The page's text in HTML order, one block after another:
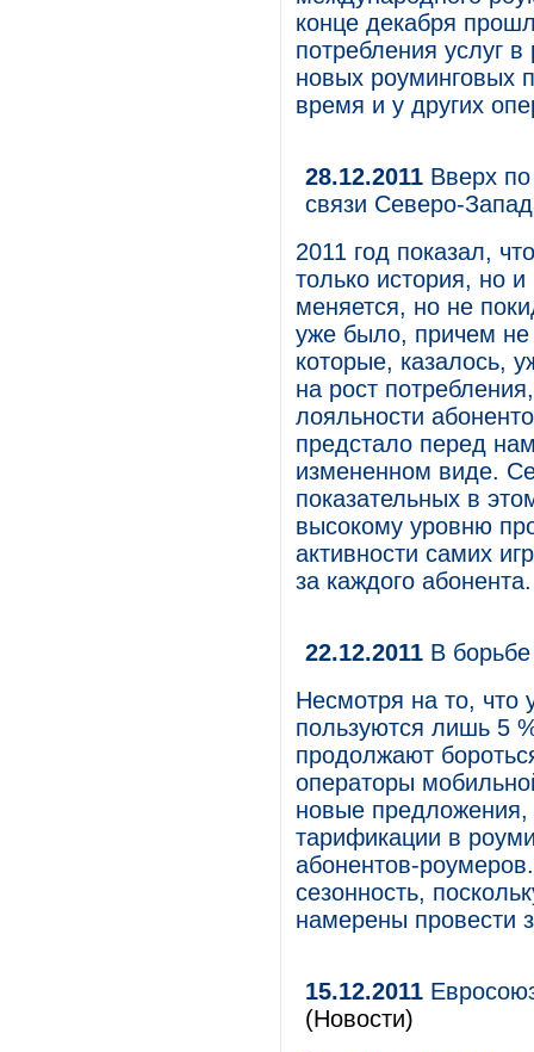
конце декабря
потребления услуг
новых роуминговых
время и у других
28.12.2011 Вверх
связи Северо-
2011 год показал,
только история, но
меняется, но не
уже было, причем
которые, казалось,
на рост
лояльности
предстало перед
измененном виде.
показательных в
высокому уровню
активности самих
за каждого абонента.
22.12.2011 В
Несмотря на то, что
пользуются лишь 5
продолжают
операторы
новые
тарификации в
абонентов-
сезонность,
намерены провести
15.12.2011
(Новости)